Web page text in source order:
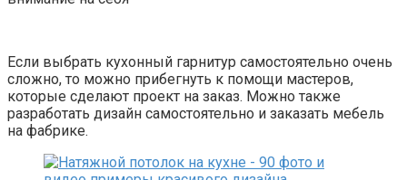
Если выбрать кухонный гарнитур самостоятельно очень
сложно, то можно прибегнуть к помощи мастеров,
которые сделают проект на заказ. Можно также
разработать дизайн самостоятельно и заказать мебель
на фабрике.